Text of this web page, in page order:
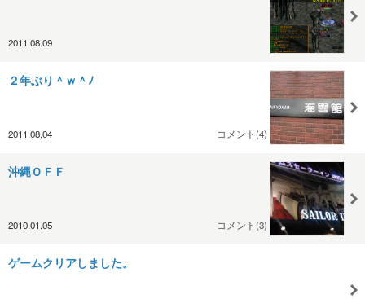
2011.08.09
２年ぶり＾ｗ＾ﾉ
2011.08.04 コメント(4)
沖縄ＯＦＦ
2010.01.05 コメント(3)
ゲームクリアしました。